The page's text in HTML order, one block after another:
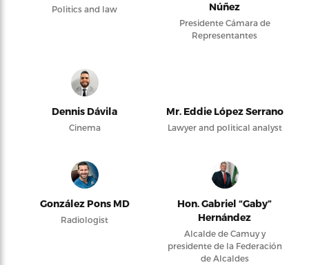
Politics and law
Núñez
Presidente Cámara de
Representantes
Dennis Dávila
Cinema
Mr. Eddie López Serrano
Lawyer and political analyst
González Pons MD
Radiologist
Hon. Gabriel “Gaby”
Hernández
Alcalde de Camuy y
presidente de la Federación
de Alcaldes